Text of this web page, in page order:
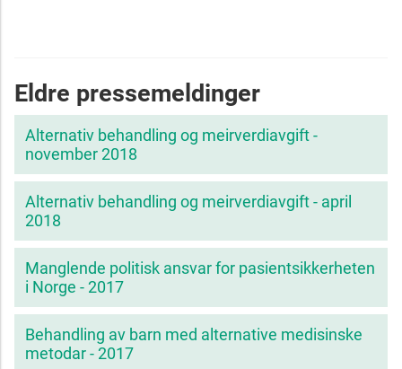
Eldre pressemeldinger
Alternativ behandling og meirverdiavgift -
november 2018
Alternativ behandling og meirverdiavgift - april
2018
Manglende politisk ansvar for pasientsikkerheten
i Norge - 2017
Behandling av barn med alternative medisinske
metodar - 2017